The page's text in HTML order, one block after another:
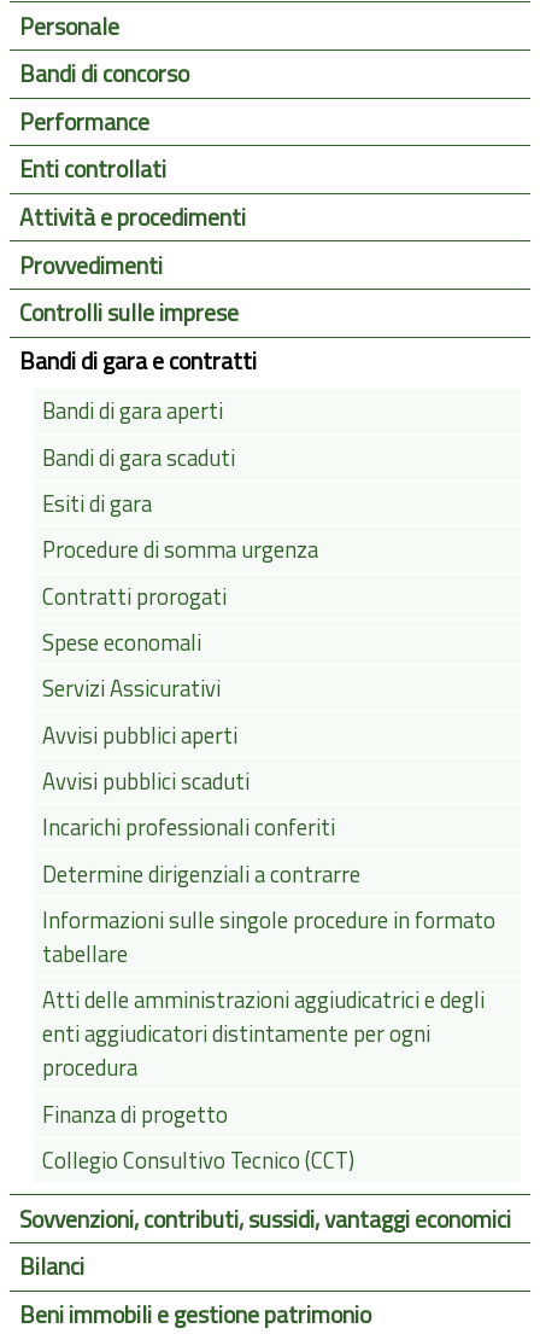
Personale
Bandi di concorso
Performance
Enti controllati
Attività e procedimenti
Provvedimenti
Controlli sulle imprese
Bandi di gara e contratti
Bandi di gara aperti
Bandi di gara scaduti
Esiti di gara
Procedure di somma urgenza
Contratti prorogati
Spese economali
Servizi Assicurativi
Avvisi pubblici aperti
Avvisi pubblici scaduti
Incarichi professionali conferiti
Determine dirigenziali a contrarre
Informazioni sulle singole procedure in formato
tabellare
Atti delle amministrazioni aggiudicatrici e degli
enti aggiudicatori distintamente per ogni
procedura
Finanza di progetto
Collegio Consultivo Tecnico (CCT)
Sovvenzioni, contributi, sussidi, vantaggi economici
Bilanci
Beni immobili e gestione patrimonio